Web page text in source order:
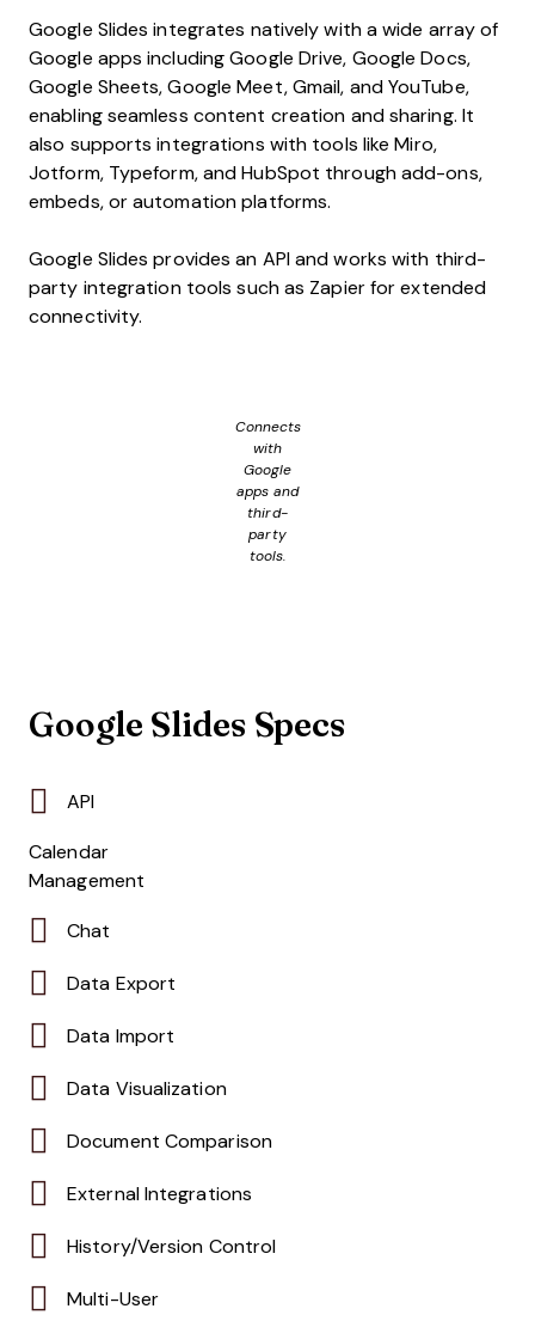
Google Slides integrates natively with a wide array of
Google apps including Google Drive, Google Docs,
Google Sheets, Google Meet, Gmail, and YouTube,
enabling seamless content creation and sharing. It
also supports integrations with tools like Miro,
Jotform, Typeform, and HubSpot through add-ons,
embeds, or automation platforms.
Google Slides provides an API and works with third-
party integration tools such as Zapier for extended
connectivity.
Connects
with
Google
apps and
third-
party
tools.
Google Slides Specs
API
Calendar
Management
Chat
Data Export
Data Import
Data Visualization
Document Comparison
External Integrations
History/Version Control
Multi-User